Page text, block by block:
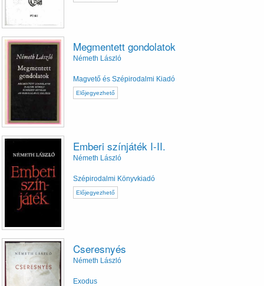
Megmentett gondolatok
Németh László
Magvető és Szépirodalmi Kiadó
Előjegyezhető
Emberi színjáték I-II.
Németh László
Szépirodalmi Könyvkiadó
Előjegyezhető
Cseresnyés
Németh László
Exodus